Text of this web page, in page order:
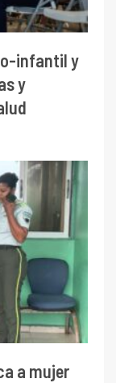
infantil y
y
a mujer